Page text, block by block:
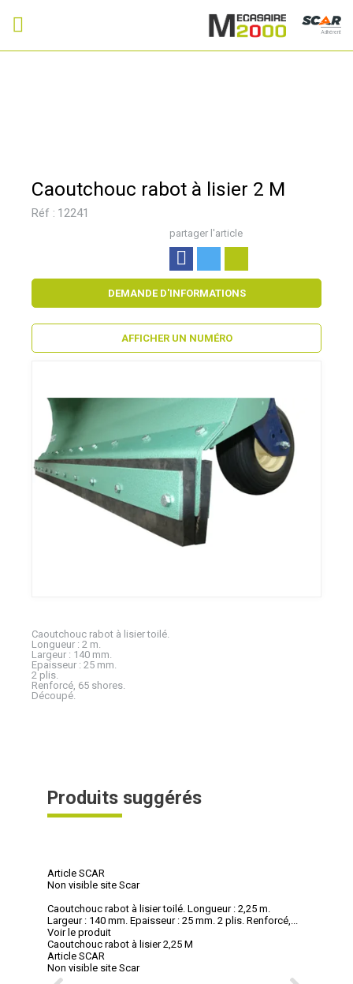
Adhérent
Caoutchouc rabot à lisier 2 M
Réf : 12241
partager l'article
Caoutchouc rabot à lisier toilé.
Longueur : 2 m.
Largeur : 140 mm.
Epaisseur : 25 mm.
2 plis.
Renforcé, 65 shores.
Découpé.
DEMANDE D'INFORMATIONS
AFFICHER UN NUMÉRO
Produits suggérés
Article SCAR
Non visible site Scar
Caoutchouc rabot à lisier toilé. Longueur : 2,25 m.
Largeur : 140 mm. Epaisseur : 25 mm. 2 plis. Renforcé,...
Voir le produit
Caoutchouc rabot à lisier 2,25 M
Article SCAR
Non visible site Scar